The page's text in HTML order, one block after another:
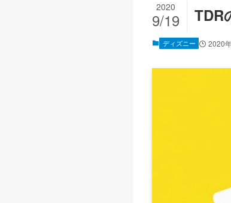
TDR
2020
9/19
ディズニー 2020